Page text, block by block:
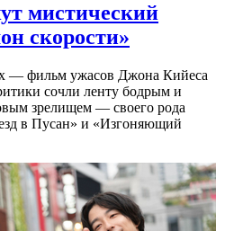
мистический
скорости»
— фильм ужасов Джона Кийеса
сочли ленту бодрым и
зрелищeм — своего рода
в Пусан» и «Изгоняющий